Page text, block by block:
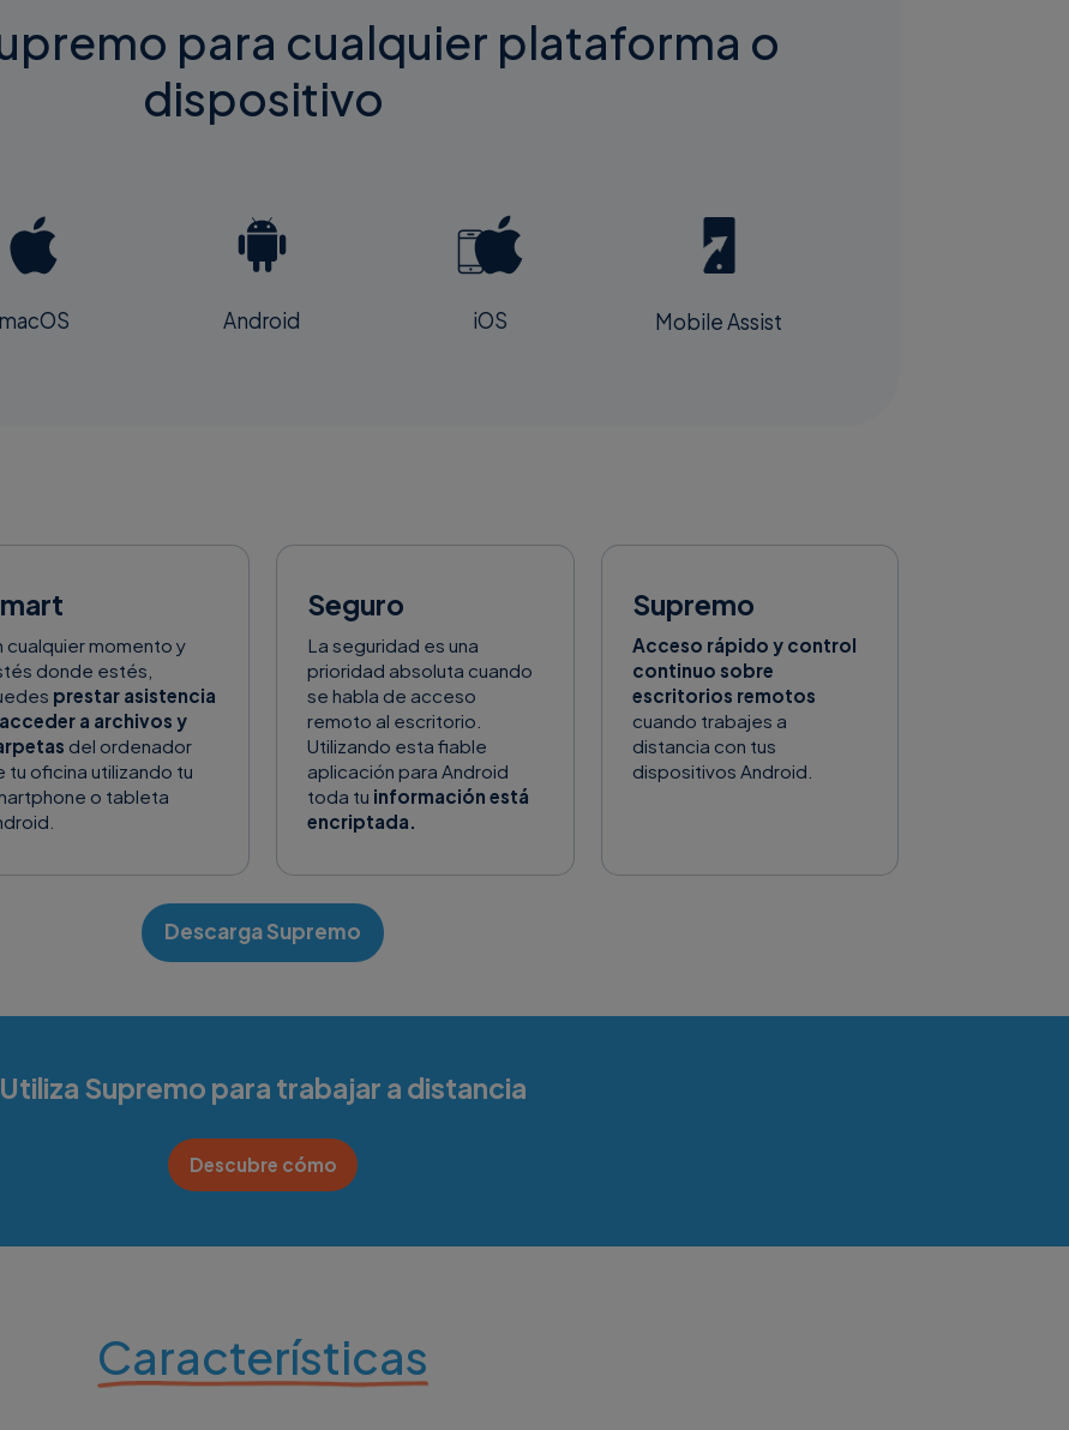
para cualquier plataforma o
dispositivo
macOS Android iOS Mobile Assist
cualquier momento y
donde estés,
prestar asistencia
a archivos y
del ordenador
tu oficina utilizando tu
o tableta
Seguro
La seguridad es una
prioridad absoluta cuando
se habla de acceso
remoto al escritorio.
Utilizando esta fiable
aplicación para Android
toda tu información está
encriptada.
Supremo
Acceso rápido y control
continuo sobre
escritorios remotos
cuando trabajes a
distancia con tus
dispositivos Android.
Descarga Supremo
Utiliza Supremo para trabajar a distancia
Descubre cómo
Características
Descubre los detalles